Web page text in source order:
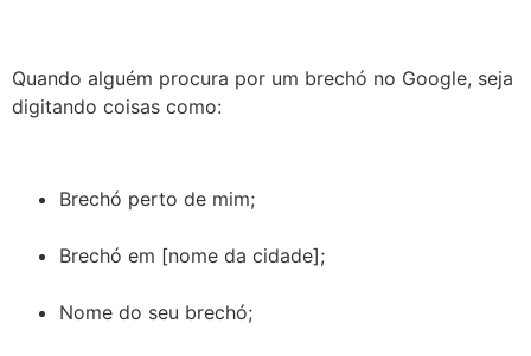
Quando alguém procura por um brechó no Google, seja
digitando coisas como:
Brechó perto de mim;
Brechó em [nome da cidade];
Nome do seu brechó;